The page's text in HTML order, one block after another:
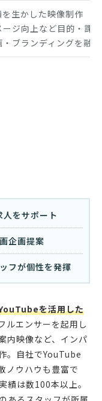
生かした映像制作
ジ向上など目的・課
ブランディングを融合
をサポート
企画提案
フが個性を発揮
を活用した
ルエンサーを起用し
内映像など、インパ
。自社でYouTube
ノウハウも豊富で
績は数100本以上。